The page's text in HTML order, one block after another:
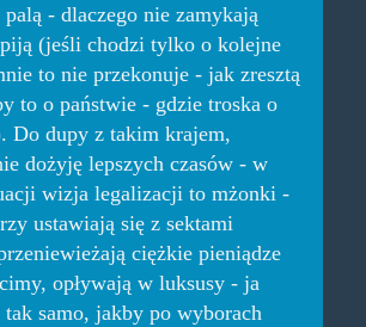
- dlaczego nie zamykają
(jeśli chodzi tylko o kolejne
to nie przekonuje - jak zresztą
to o państwie - gdzie troska o
Do dupy z takim krajem,
dożyję lepszych czasów - w
wizja legalizacji to mżonki -
ustawiają się z sektami
ciężkie pieniądze
opływają w luksusy - ja
samo, jakby po wyborach